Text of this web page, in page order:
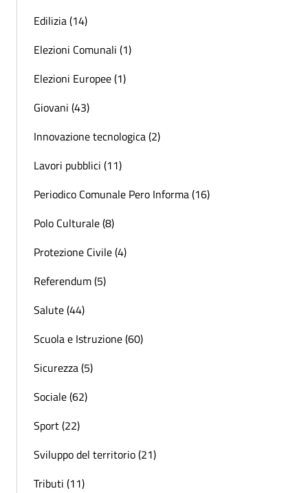
Edilizia (14)
Elezioni Comunali (1)
Elezioni Europee (1)
Giovani (43)
Innovazione tecnologica (2)
Lavori pubblici (11)
Periodico Comunale Pero Informa (16)
Polo Culturale (8)
Protezione Civile (4)
Referendum (5)
Salute (44)
Scuola e Istruzione (60)
Sicurezza (5)
Sociale (62)
Sport (22)
Sviluppo del territorio (21)
Tributi (11)